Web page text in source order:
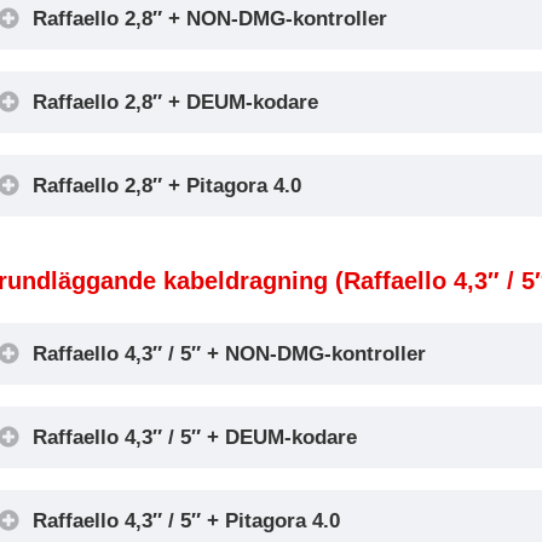
Raffaello 2,8″ + NON-DMG-kontroller
Raffaello 2,8″ + DEUM-kodare
Raffaello 2,8″ + Pitagora 4.0
kabeldragning (Raffaello 4,3″ /
Raffaello 4,3″ / 5″ + NON-DMG-kontroller
Raffaello 4,3″ / 5″ + DEUM-kodare
Raffaello 4,3″ / 5″ + Pitagora 4.0